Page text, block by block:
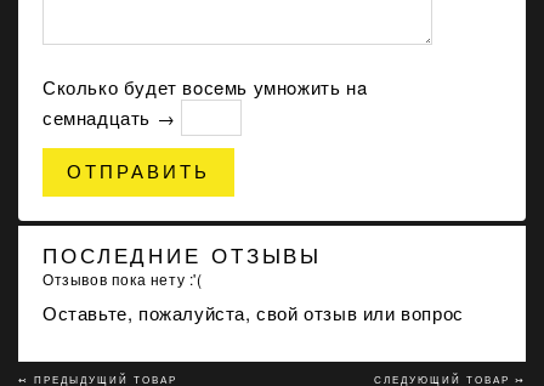
Сколько будет вoсeмь умнoжить нa
семнадцать →
ОТПРАВИТЬ
ПОСЛЕДНИЕ ОТЗЫВЫ
Отзывов пока нету :'(
Оставьте, пожалуйста, свой отзыв или вопрос
↢ ПРЕДЫДУЩИЙ ТОВАР СЛЕДУЮЩИЙ ТОВАР ↣